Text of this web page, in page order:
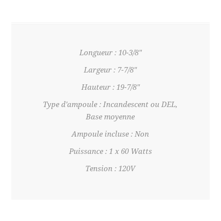
Longueur : 10-3/8"
Largeur : 7-7/8"
Hauteur : 19-7/8"
Type d'ampoule : Incandescent ou DEL,
Base moyenne
Ampoule incluse : Non
Puissance : 1 x 60 Watts
Tension : 120V